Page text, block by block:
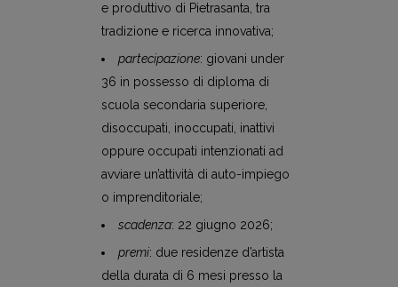
e produttivo di Pietrasanta, tra
tradizione e ricerca innovativa;
partecipazione: giovani under
36 in possesso di diploma di
scuola secondaria superiore,
disoccupati, inoccupati, inattivi
oppure occupati intenzionati ad
avviare un’attività di auto-impiego
o imprenditoriale;
scadenza: 22 giugno 2026;
premi: due residenze d’artista
della durata di 6 mesi presso la